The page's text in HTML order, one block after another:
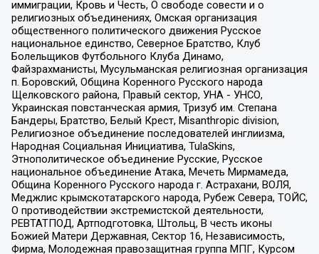
иммиграции, Кровь и Честь, О свободе совести и о
религиозных объединениях, Омская организация
общественного политического движения Русское
национальное единство, Северное Братство, Клуб
Болельщиков Футбольного Клуба Динамо,
Файзрахманисты, Мусульманская религиозная организация
п. Боровский, Община Коренного Русского народа
Щелковского района, Правый сектор, УНА - УНСО,
Украинская повстанческая армия, Тризуб им. Степана
Бандеры, Братство, Белый Крест, Misanthropic division,
Религиозное объединение последователей инглиизма,
Народная Социальная Инициатива, TulaSkins,
Этнополитическое объединение Русские, Русское
национальное объединение Атака, Мечеть Мирмамеда,
Община Коренного Русского народа г. Астрахани, ВОЛЯ,
Меджлис крымскотатарского народа, Рубеж Севера, ТОЙС,
О противодействии экстремистской деятельности,
РЕВТАТПОД, Артподготовка, Штольц, В честь иконы
Божией Матери Державная, Сектор 16, Независимость,
Фирма, Молодежная правозащитная группа МПГ, Курсом